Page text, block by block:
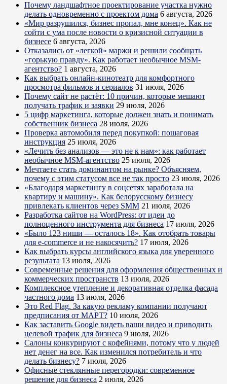
Почему ландшафтное проектирование участка нужно
делать одновременно с проектом дома 6 августа, 2026
«Мир разрушился, бизнес пропал, мне конец». Как не
сойти с ума после новости о кризисной ситуации в
бизнесе 6 августа, 2026
Отказались от «легкой» маржи и решили сообщать
«горькую правду». Как работает необычное MSM-
агентство? 1 августа, 2026
Как выбрать онлайн-кинотеатр для комфортного
просмотра фильмов и сериалов 31 июля, 2026
Почему сайт не растёт: 10 причин, которые мешают
получать трафик и заявки 29 июля, 2026
5 цифр маркетинга, которые должен знать и понимать
собственник бизнеса 28 июля, 2026
Проверка автомобиля перед покупкой: пошаговая
инструкция 25 июля, 2026
«Лечить без анализов — это не к нам»: как работает
необычное MSM-агентство 25 июля, 2026
Мечтаете стать доминантом на рынке? Объясняем,
почему с этим статусом все не так просто 23 июля, 2026
«Благодаря маркетингу в соцсетях заработала на
квартиру и машину». Как белорусскому бизнесу
привлекать клиентов через SMM 21 июля, 2026
Разработка сайтов на WordPress: от идеи до
полноценного инструмента для бизнеса 17 июля, 2026
«Было 123 ниши — осталось 18». Как отобрать товары
для e-commerce и не накосячить? 17 июля, 2026
Как выбрать курсы английского языка для уверенного
результата 13 июля, 2026
Современные решения для оформления общественных и
коммерческих пространств 13 июля, 2026
Комплексное утепление и декоративная отделка фасада
частного дома 13 июля, 2026
Это Red Flag. За какую рекламу компании получают
предписания от МАРТ? 10 июля, 2026
Как заставить Google видеть ваши видео и приводить
целевой трафик для бизнеса 9 июля, 2026
Салоны конкурируют с кофейнями, потому что у людей
нет денег на все. Как изменился потребитель и что
делать бизнесу? 7 июля, 2026
Офисные стеклянные перегородки: современное
решение для бизнеса 2 июля, 2026